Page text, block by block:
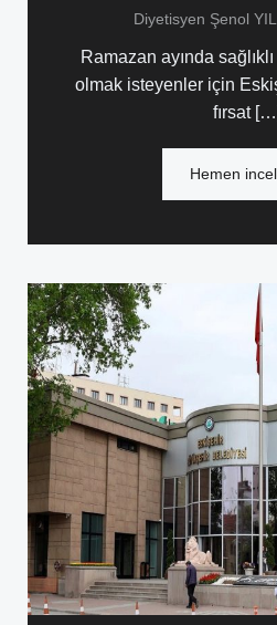
Diyetisyen Şenol
Ramazan ayında
olmak isteyenler için
fırsat
Hemen